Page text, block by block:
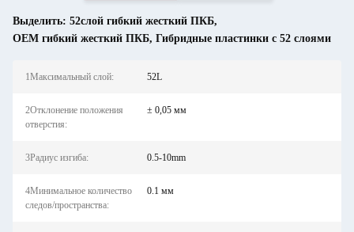
Выделить: 52слой гибкий жесткий ПКБ,
OEM гибкий жесткий ПКБ, Гибридные пластинки с 52 слоями
1Максимальный слой: 52L
2Отклонение положения
отверстия:
± 0,05 мм
3Радиус изгиба: 0.5-10mm
4Минимальное количество
следов/пространства:
0.1 мм